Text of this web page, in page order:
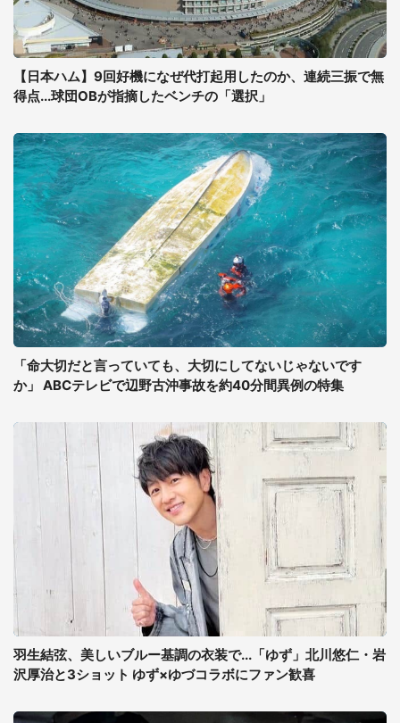
【日本ハム】9回好機になぜ代打起用したのか、連続三振で無
得点...球団OBが指摘したベンチの「選択」
「命大切だと言っていても、大切にしてないじゃないです
か」 ABCテレビで辺野古沖事故を約40分間異例の特集
羽生結弦、美しいブルー基調の衣装で...「ゆず」北川悠仁・岩
沢厚治と3ショット ゆず×ゆづコラボにファン歓喜